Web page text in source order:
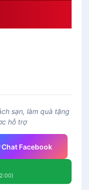
sạn, làm quà tặng
hỗ trợ
Chat Facebook